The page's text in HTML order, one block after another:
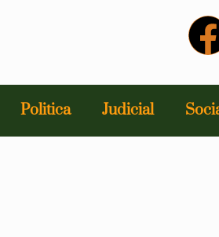
Politica Judicial